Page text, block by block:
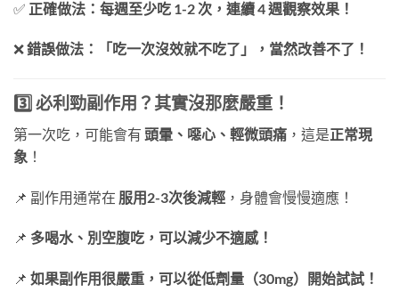
✅ 正確做法：每週至少吃 1-2 次，連續 4 週觀察效果！
❌錯誤做法：「吃一次沒效就不吃了」，當然改善不了！
3️⃣ 必利勁副作用？其實沒那麼嚴重！
第一次吃，可能會有 頭暈、噁心、輕微頭痛 ，這是正常現
象 ！
📌 副作用通常在 服用2-3次後減輕 ，身體會慢慢適應！
📌 多喝水、別空腹吃，可以減少不適感！
📌 如果副作用很嚴重，可以從低劑量（30mg）開始試試！